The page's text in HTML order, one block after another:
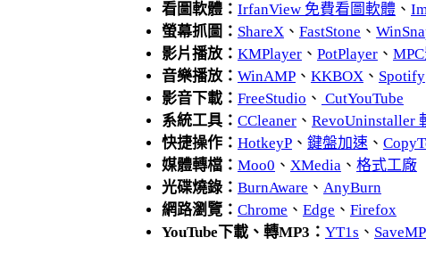
看圖軟體： IrfanView 免費看圖軟體、
螢幕抓圖： ShareX、 FastStone 、
影片播放： KMPlayer、 PotPlayer、
音樂播放： WinAMP、 KKBOX、 Spotify
影音下載： FreeStudio 、 CutYouTube
系統工具： CCleaner、 RevoUninstaller
快捷操作： HotkeyP、 鍵盤加速、
媒體轉檔： Moo0 、 XMedia、 格式工廠
光碟燒錄： BurnAware 、 AnyBurn
網路瀏覽： Chrome 、 Edge 、 Firefox
YouTube下載、轉MP3： YT1s 、